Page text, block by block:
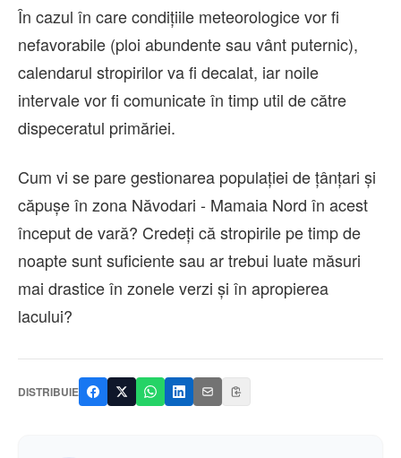
În cazul în care condițiile meteorologice vor fi
nefavorabile (ploi abundente sau vânt puternic),
calendarul stropirilor va fi decalat, iar noile
intervale vor fi comunicate în timp util de către
dispeceratul primăriei.
Cum vi se pare gestionarea populației de țânțari și
căpușe în zona Năvodari - Mamaia Nord în acest
început de vară? Credeți că stropirile pe timp de
noapte sunt suficiente sau ar trebui luate măsuri
mai drastice în zonele verzi și în apropierea
lacului?
DISTRIBUIE